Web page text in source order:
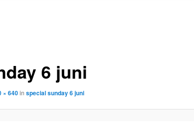
6 juni
× 640in special sunday 6 juni